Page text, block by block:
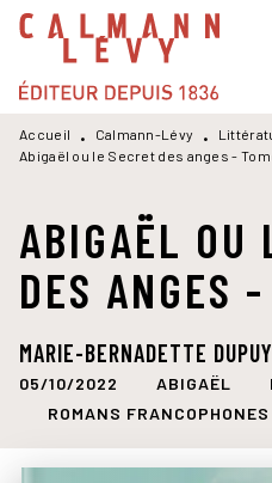
MENU RECHERCHE
PIED DE PAGE
Accueil • Calmann-Lévy •
Abigaël ou le Secret des anges -
ABIGAËL OU
DES ANGES
MARIE-BERNADETTE DUPUY
05/10/2022 ABIGAËL
ROMANS FRANCOPHONES